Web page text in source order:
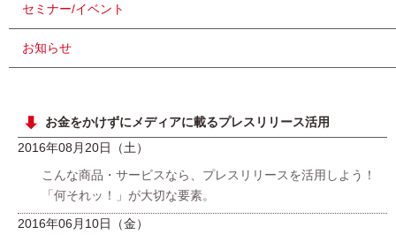
セミナー/イベント
お知らせ
お金をかけずにメディアに載るプレスリリース活用
2016年08月20日（土）
こんな商品・サービスなら、プレスリリースを活用しよう！
「何それッ！」が大切な要素。
2016年06月10日（金）